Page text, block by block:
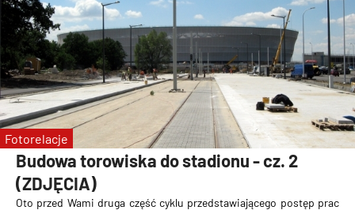
Budowa torowiska do stadionu - cz. 2
(ZDJĘCIA)
Oto przed Wami druga część cyklu przedstawiającego postęp prac
Fotorelacje